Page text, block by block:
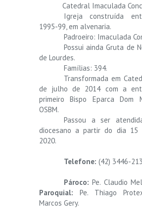
Catedral Imaculada
Igreja construída
1995-99, em alvenaria.
Padroeiro: Imaculada
Possui ainda Gruta de
de Lourdes.
Famílias: 394.
Transformada em
de julho de 2014 com a
primeiro Bispo Eparca Dom
OSBM.
Passou a ser
diocesano a partir do dia 15
2020.
Telefone: (42) 3446-
Pároco: Pe. Claudio
Paroquial: Pe. Thiago
Marcos Gery.